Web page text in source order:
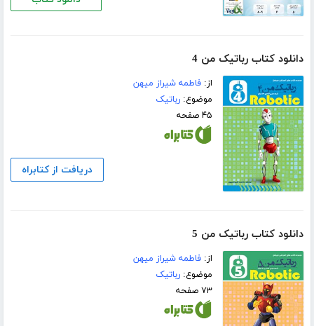
دانلود کتاب رباتیک من 4
از:فاطمه شیراز میهن
موضوع:رباتیک
۴۵ صفحه
دریافت از کتابراه
دانلود کتاب رباتیک من 5
از:فاطمه شیراز میهن
موضوع:رباتیک
۷۳ صفحه